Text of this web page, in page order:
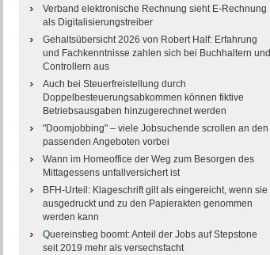
Verband elektronische Rechnung sieht E-Rechnung
als Digitalisierungstreiber
Gehaltsübersicht 2026 von Robert Half: Erfahrung
und Fachkenntnisse zahlen sich bei Buchhaltern und
Controllern aus
Auch bei Steuerfreistellung durch
Doppelbesteuerungsabkommen können fiktive
Betriebsausgaben hinzugerechnet werden
"Doomjobbing" – viele Jobsuchende scrollen an den
passenden Angeboten vorbei
Wann im Homeoffice der Weg zum Besorgen des
Mittagessens unfallversichert ist
BFH-Urteil: Klageschrift gilt als eingereicht, wenn sie
ausgedruckt und zu den Papierakten genommen
werden kann
Quereinstieg boomt: Anteil der Jobs auf Stepstone
seit 2019 mehr als versechsfacht